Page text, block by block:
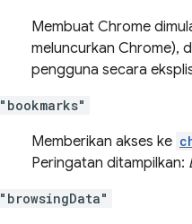
Membuat Chrome
meluncurkan Chrome),
pengguna secara
"bookmarks"
Memberikan akses ke
Peringatan ditampilkan:
"browsingData"